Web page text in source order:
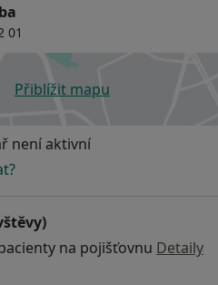
01
Přiblížit mapuse otevře v nové záložce
není aktivní
na pojišťovnu Detaily